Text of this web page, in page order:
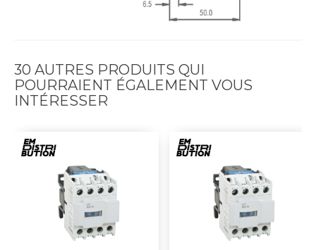
30 AUTRES PRODUITS QUI
POURRAIENT ÉGALEMENT VOUS
INTÉRESSER